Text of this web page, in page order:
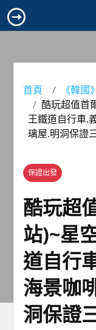
首頁 《韓國》
酷玩超值首
王鐵道自行車.
璃屋.明洞保證
保證出發
酷玩超
站)~星
道自行
海景咖
洞保證